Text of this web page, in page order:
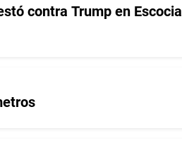
contra Trump en Escocia